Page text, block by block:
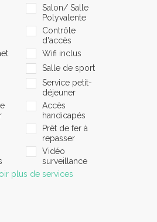
Salon/ Salle
Polyvalente
Contrôle
d'accès
Wifi inclus
Salle de sport
Service petit-
déjeuner
Accès
handicapés
Prêt de fer à
repasser
Vidéo
surveillance
plus de services